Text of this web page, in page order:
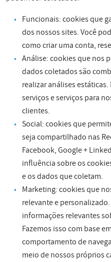
Funcionais: cookies que
dos nossos sites. Você
como criar uma conta,
Análise: cookies que nos
dados coletados são
realizar análises
serviços e serviços para
clientes.
Social: cookies que
seja compartilhado nas
Facebook, Google +
influência sobre os
e os dados que coletam.
Marketing: cookies que
relevante e
informações relevantes
Fazemos isso com base
comportamento de
meio de nossos próprios